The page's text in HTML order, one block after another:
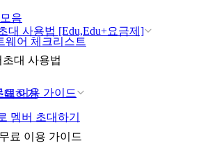
대 사용법 [Edu,Edu+요금제]
료 이용 가이드
음
웨어 체크리스트
대 사용법
대하기
멤버 초대하기
료 이용 가이드